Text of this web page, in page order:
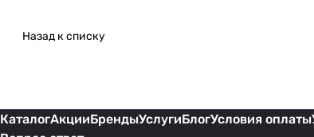
Назад к списку
КаталогАкцииБрендыУслугиБлогУсловия оплаты